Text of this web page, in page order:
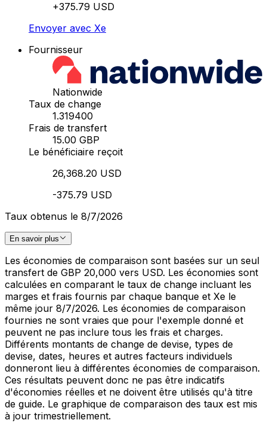
+375.79 USD
Envoyer avec Xe
Fournisseur
Nationwide
Taux de change
1.319400
Frais de transfert
15.00 GBP
Le bénéficiaire reçoit
26,368.20 USD
-375.79 USD
Taux obtenus le 8/7/2026
En savoir plus
Les économies de comparaison sont basées sur un seul
transfert de GBP 20,000 vers USD. Les économies sont
calculées en comparant le taux de change incluant les
marges et frais fournis par chaque banque et Xe le
même jour 8/7/2026. Les économies de comparaison
fournies ne sont vraies que pour l'exemple donné et
peuvent ne pas inclure tous les frais et charges.
Différents montants de change de devise, types de
devise, dates, heures et autres facteurs individuels
donneront lieu à différentes économies de comparaison.
Ces résultats peuvent donc ne pas être indicatifs
d'économies réelles et ne doivent être utilisés qu'à titre
de guide. Le graphique de comparaison des taux est mis
à jour trimestriellement.